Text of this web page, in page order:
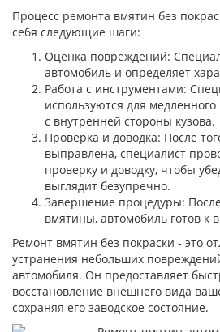
Процесс ремонта вмятин без
себя следующие шаги:
Оценка повреждений:
автомобиль и определяет
Работа с инструментами:
используются для
с внутренней стороны кузова.
Проверка и доводка: После
выправлена, специалист
проверку и доводку, чтобы
выглядит безупречно.
Завершение процедуры:
вмятины, автомобиль готов к
Ремонт вмятин без покраски - это
устранения небольших
автомобиля. Он предоставляет
восстановление внешнего вида
сохраняя его заводское состояние.